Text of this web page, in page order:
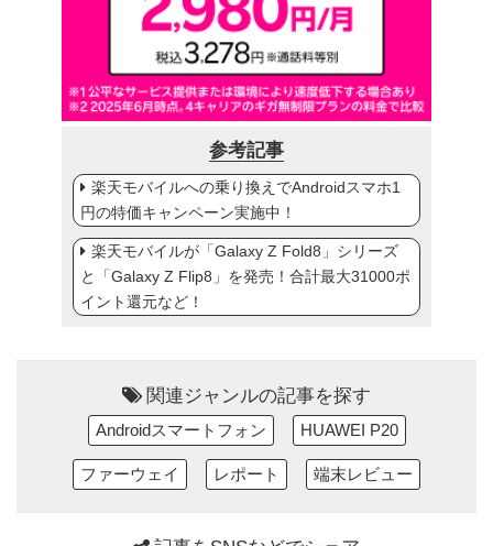
参考記事
楽天モバイルへの乗り換えでAndroidスマホ1
円の特価キャンペーン実施中！
楽天モバイルが「Galaxy Z Fold8」シリーズ
と「Galaxy Z Flip8」を発売！合計最大31000ポ
イント還元など！
関連ジャンルの記事を探す
Androidスマートフォン HUAWEI P20
ファーウェイ レポート 端末レビュー